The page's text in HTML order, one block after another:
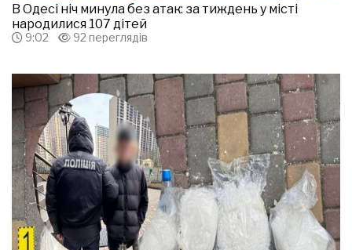
В Одесі ніч минула без атак: за тиждень у місті
народилися 107 дітей
9:02 92 переглядів